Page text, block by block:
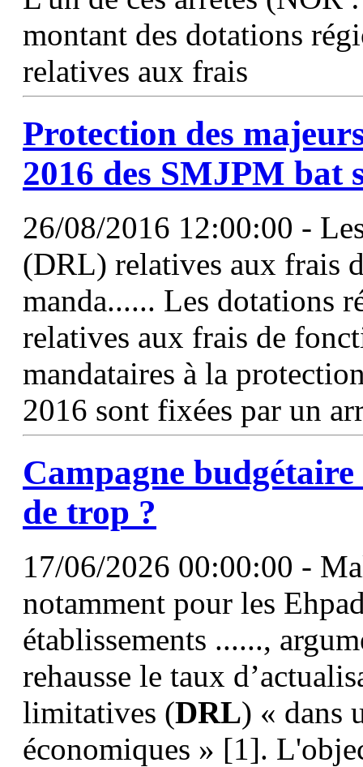
montant des dotations
relatives aux frais
Protection des
2016 des SMJPM bat
26/08/2016 12:00:00 -
(DRL) relatives aux frais
manda...... Les dotations
relatives aux frais de
mandataires à la
2016 sont fixées par un
Campagne
de trop ?
17/06/2026 00:00:00 -
notamment pour les
établissements ......,
rehausse le taux
limitatives (DRL) « dans
économiques » [1].